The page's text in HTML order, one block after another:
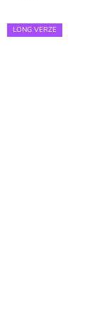
LONG VERZE